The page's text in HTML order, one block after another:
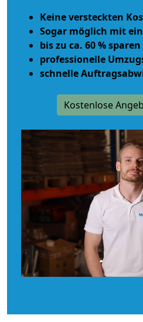
Keine versteckten
Sogar möglich mit
bis zu ca. 60 % sparen
professionelle
schnelle
Kostenlose